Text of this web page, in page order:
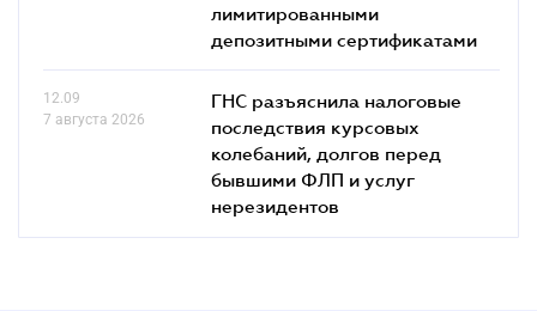
лимитированными
депозитными сертификатами
12.09
7 августа 2026
ГНС разъяснила налоговые
последствия курсовых
колебаний, долгов перед
бывшими ФЛП и услуг
нерезидентов